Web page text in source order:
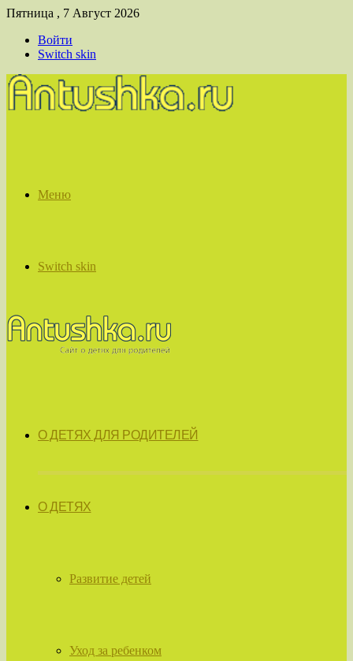
Пятница , 7 Август 2026
Войти
Switch skin
Меню
Switch skin
О ДЕТЯХ ДЛЯ РОДИТЕЛЕЙ
О ДЕТЯХ
Развитие детей
Уход за ребенком